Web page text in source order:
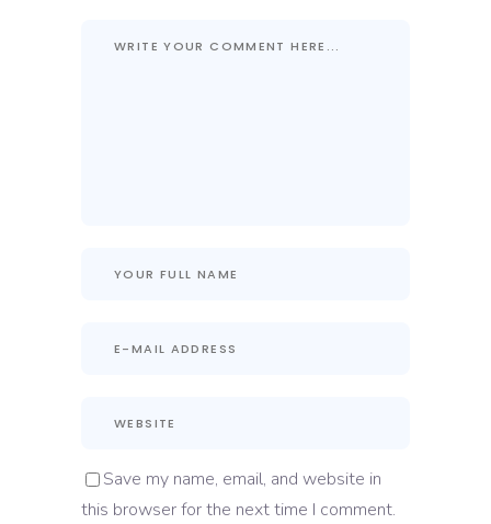
Save my name, email, and website in
this browser for the next time I comment.